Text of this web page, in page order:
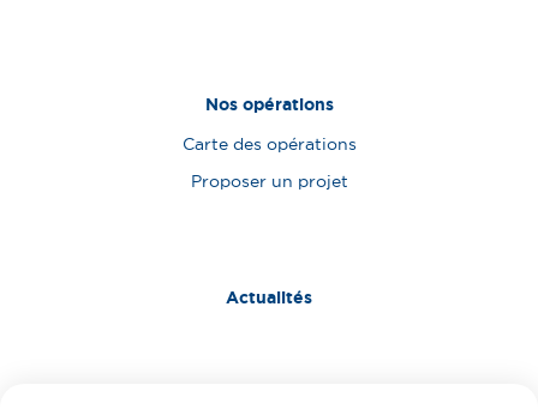
Nos opérations
Carte des opérations
Proposer un projet
Actualités